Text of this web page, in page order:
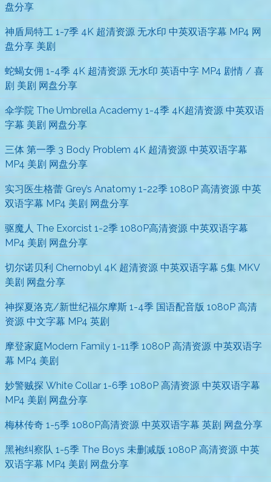
盘分享
神盾局特工 1-7季 4K 超清资源 无水印 中英双语字幕 MP4 网
盘分享 美剧
蛇蝎女佣 1-4季 4K 超清资源 无水印 英语中字 MP4 剧情 / 喜
剧 美剧 网盘分享
伞学院 The Umbrella Academy 1-4季 4K超清资源 中英双语
字幕 美剧 网盘分享
三体 第一季 3 Body Problem 4K 超清资源 中英双语字幕
MP4 美剧 网盘分享
实习医生格蕾 Grey’s Anatomy 1-22季 1080P 高清资源 中英
双语字幕 MP4 美剧 网盘分享
驱魔人 The Exorcist 1-2季 1080P高清资源 中英双语字幕
MP4 美剧 网盘分享
切尔诺贝利 Chernobyl 4K 超清资源 中英双语字幕 5集 MKV
美剧 网盘分享
神探夏洛克/新世纪福尔摩斯 1-4季 国语配音版 1080P 高清
资源 中文字幕 MP4 英剧
摩登家庭Modern Family 1-11季 1080P 高清资源 中英双语字
幕 MP4 美剧
妙警贼探 White Collar 1-6季 1080P 高清资源 中英双语字幕
MP4 美剧 网盘分享
梅林传奇 1-5季 1080P高清资源 中英双语字幕 英剧 网盘分享
黑袍纠察队 1-5季 The Boys 未删减版 1080P 高清资源 中英
双语字幕 MP4 美剧 网盘分享